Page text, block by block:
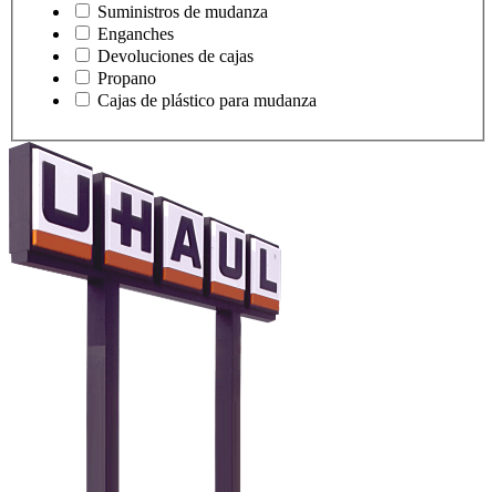
Suministros de mudanza
Enganches
Devoluciones de cajas
Propano
Cajas de plástico para mudanza